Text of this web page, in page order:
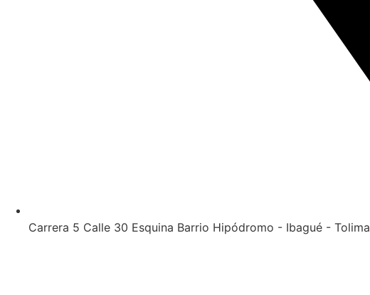
Carrera 5 Calle 30 Esquina Barrio Hipódromo - Ibagué - Tolima